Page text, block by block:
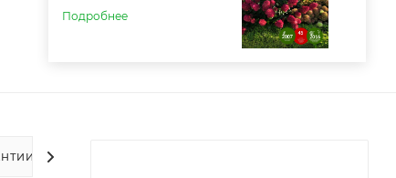
Подробнее